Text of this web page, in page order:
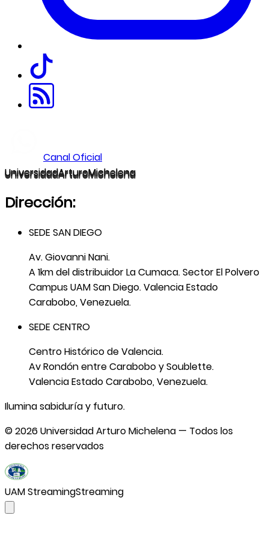
Canal Oficial
UniversidadArturoMichelena
Dirección:
SEDE SAN DIEGO
Av. Giovanni Nani.
A 1km del distribuidor La Cumaca. Sector El Polvero
Campus UAM San Diego. Valencia Estado
Carabobo, Venezuela.
SEDE CENTRO
Centro Histórico de Valencia.
Av Rondón entre Carabobo y Soublette.
Valencia Estado Carabobo, Venezuela.
Ilumina sabiduría y futuro.
©2026 Universidad Arturo Michelena — Todos los
derechos reservados
UAM StreamingStreaming